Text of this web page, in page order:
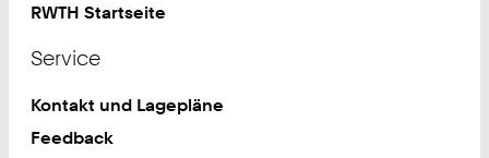
RWTH Startseite
Service
Kontakt und Lagepläne
Feedback